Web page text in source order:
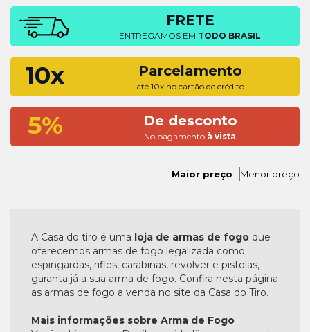
FRETE
ENTREGAMOS EM TODO BRASIL
10x Parcelamento
até 10x no cartão de crédito
5% De desconto
No pagamento à vista
Maior preço Menor preço
A Casa do tiro é uma loja de armas de fogo que
oferecemos armas de fogo legalizada como
espingardas, rifles, carabinas, revolver e pistolas,
garanta já a sua arma de fogo. Confira nesta página
as armas de fogo a venda no site da Casa do Tiro.
Mais informações sobre Arma de Fogo